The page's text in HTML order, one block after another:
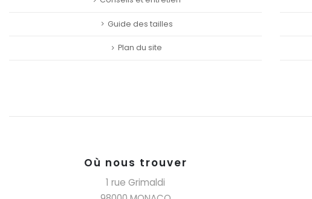
Guide des tailles
Plan du site
Où nous trouver
1 rue Grimaldi